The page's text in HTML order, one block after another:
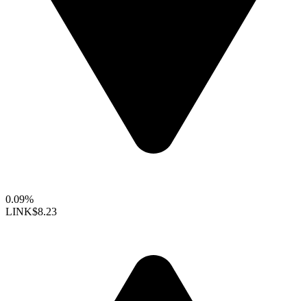
0.09%
LINK$8.23